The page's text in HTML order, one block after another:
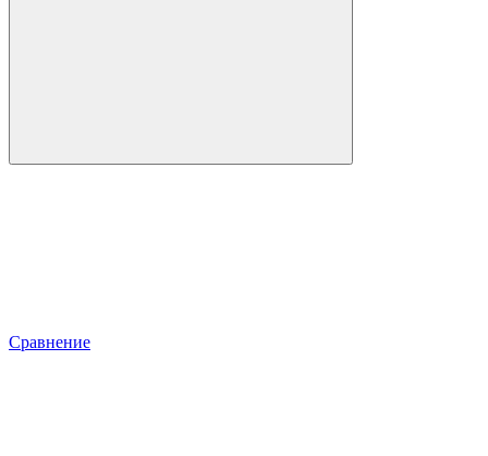
Сравнение